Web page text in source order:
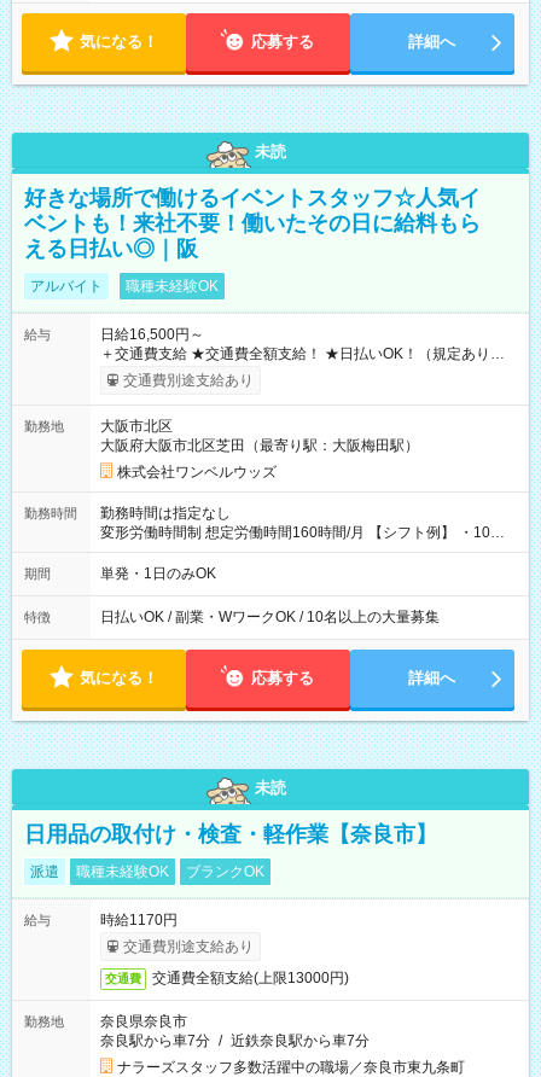
気になる！ 応募する 詳細へ
未読
好きな場所で働けるイベントスタッフ☆人気イ
ベントも！来社不要！働いたその日に給料もら
える日払い◎｜阪
アルバイト 職種未経験OK
給与
日給16,500円～
＋交通費支給 ★交通費全額支給！ ★日払いOK！（規定あり） ┗
働いたその日に現金GET♪ お仕事後はコンビニATMから 日払
交通費別途支給あり
勤務地
大阪市北区
大阪府大阪市北区芝田（最寄り駅：大阪梅田駅）
株式会社ワンベルウッズ
勤務時間
勤務時間は指定なし
変形労働時間制 想定労働時間160時間/月 【シフト例】 ・10：
00～20：00
期間 単発・1日のみOK
特徴 日払いOK / 副業・WワークOK / 10名以上の大量募集
気になる！ 応募する 詳細へ
未読
日用品の取付け・検査・軽作業【奈良市】
派遣 職種未経験OK ブランクOK
給与
時給1170円
交通費別途支給あり
交通費 交通費全額支給(上限13000円)
勤務地
奈良県奈良市
奈良駅から車7分 / 近鉄奈良駅から車7分
ナラーズスタッフ多数活躍中の職場／奈良市東九条町